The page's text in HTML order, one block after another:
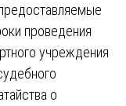
проведения
учреждения
о